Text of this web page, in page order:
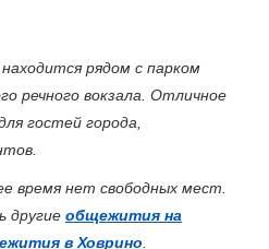
рядом с парком
речного вокзала. Отличное
гостей города,
время нет свободных мест.
другие общежития на
в Ховрино.